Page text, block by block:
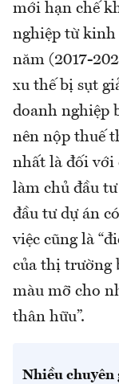
mới hạn chế
nghiệp từ kinh
năm (2017-
xu thế bị sụt
doanh nghiệp
nên nộp thuế
nhất là đối với
làm chủ đầu
đầu tư dự án
việc cũng là
của thị trường
màu mỡ cho
thân hữu”.
Nhiều chuyên